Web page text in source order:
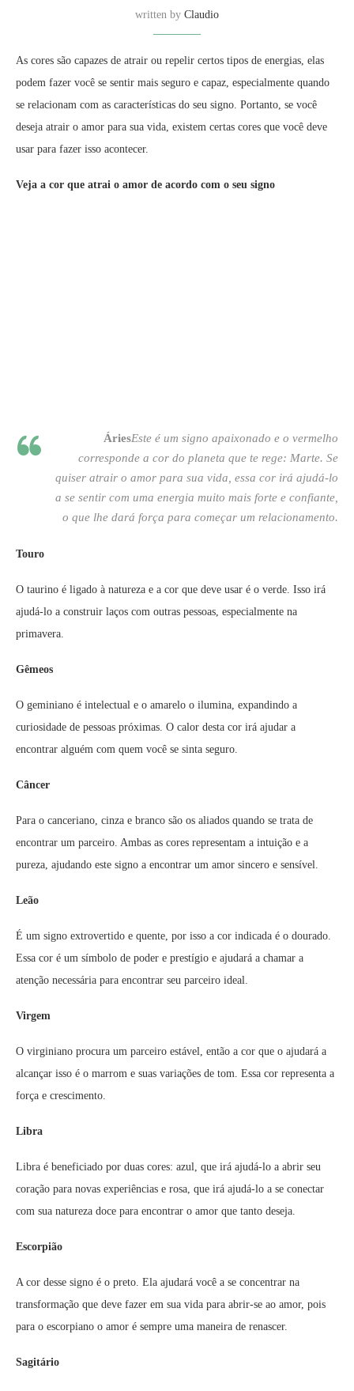
written by Claudio
As cores são capazes de atrair ou repelir certos tipos de energias, elas
podem fazer você se sentir mais seguro e capaz, especialmente quando
se relacionam com as características do seu signo. Portanto, se você
deseja atrair o amor para sua vida, existem certas cores que você deve
usar para fazer isso acontecer.
Veja a cor que atrai o amor de acordo com o seu signo
ÁriesEste é um signo apaixonado e o vermelho
corresponde a cor do planeta que te rege: Marte. Se
quiser atrair o amor para sua vida, essa cor irá ajudá-lo
a se sentir com uma energia muito mais forte e confiante,
o que lhe dará força para começar um relacionamento.
Touro
O taurino é ligado à natureza e a cor que deve usar é o verde. Isso irá
ajudá-lo a construir laços com outras pessoas, especialmente na
primavera.
Gêmeos
O geminiano é intelectual e o amarelo o ilumina, expandindo a
curiosidade de pessoas próximas. O calor desta cor irá ajudar a
encontrar alguém com quem você se sinta seguro.
Câncer
Para o canceriano, cinza e branco são os aliados quando se trata de
encontrar um parceiro. Ambas as cores representam a intuição e a
pureza, ajudando este signo a encontrar um amor sincero e sensível.
Leão
É um signo extrovertido e quente, por isso a cor indicada é o dourado.
Essa cor é um símbolo de poder e prestígio e ajudará a chamar a
atenção necessária para encontrar seu parceiro ideal.
Virgem
O virginiano procura um parceiro estável, então a cor que o ajudará a
alcançar isso é o marrom e suas variações de tom. Essa cor representa a
força e crescimento.
Libra
Libra é beneficiado por duas cores: azul, que irá ajudá-lo a abrir seu
coração para novas experiências e rosa, que irá ajudá-lo a se conectar
com sua natureza doce para encontrar o amor que tanto deseja.
Escorpião
A cor desse signo é o preto. Ela ajudará você a se concentrar na
transformação que deve fazer em sua vida para abrir-se ao amor, pois
para o escorpiano o amor é sempre uma maneira de renascer.
Sagitário